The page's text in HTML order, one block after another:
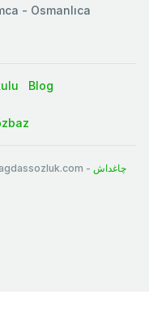
- Osmanlıca
Blog
- چاغداش